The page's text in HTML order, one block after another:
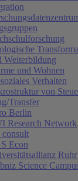
Weiterbildung
und Wohnen
Verhalten
von
Transfer
Berlin
Research Network
Econ
Science